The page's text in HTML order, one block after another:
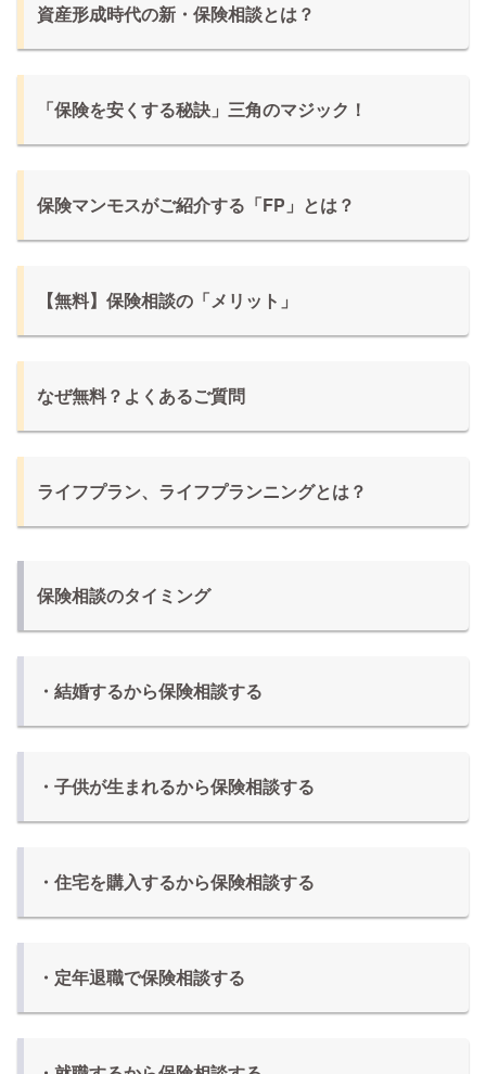
資産形成時代の新・保険相談とは？
「保険を安くする秘訣」三角のマジック！
保険マンモスがご紹介する「FP」とは？
【無料】保険相談の「メリット」
なぜ無料？よくあるご質問
ライフプラン、ライフプランニングとは？
保険相談のタイミング
・結婚するから保険相談する
・子供が生まれるから保険相談する
・住宅を購入するから保険相談する
・定年退職で保険相談する